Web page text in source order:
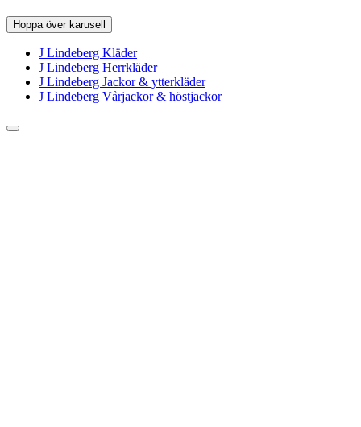
Hoppa över karusell
J Lindeberg Kläder
J Lindeberg Herrkläder
J Lindeberg Jackor & ytterkläder
J Lindeberg Vårjackor & höstjackor